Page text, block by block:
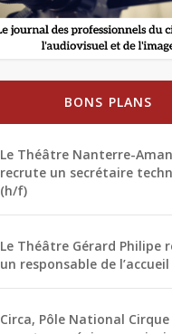
BONS PLANS
Le Théâtre Nanterre-
recrute un secrétaire
(h/f)
Le Théâtre Gérard Philipe
un responsable de
Circa, Pôle National Cirque